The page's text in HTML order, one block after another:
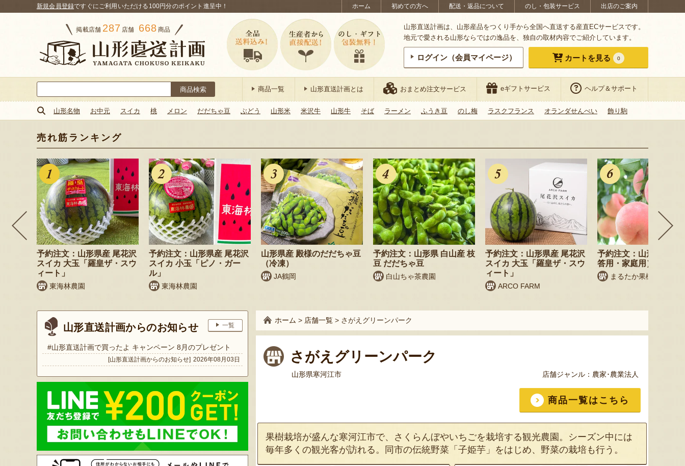
ホーム 初めての方へ 配送・返品について のし・包装サービス 出店のご案内
新規会員登録ですぐにご利用いただける100円分のポイント進呈中！
掲載店舗 287 店舗 668 商品
山形直送計画は、山形産品をつくり手から全国へ直送する産直ECサービスです。
地元で愛される山形ならではの逸品を、独自の取材内容でご紹介しています。
ログイン（会員マイページ） カートを見る 0
索:
商品一覧 山形直送計画とは おまとめ注文サービス eギフトサービス ヘルプ＆サポート
山形名物 お中元 スイカ 桃 メロン だだちゃ豆 ぶどう 山形米 米沢牛 山形牛 そば ラーメン ふうき豆 のし梅 ラスクフランス オランダせんべい 飾り駒
売れ筋ランキング
予約注文：山形県産 尾花沢
スイカ 大玉「羅皇ザ・スウ
ィート」
東海林農園
予約注文：山形県産 尾花沢
スイカ 小玉「ピノ・ガー
ル」
東海林農園
山形県産 殿様のだだちゃ豆
（冷凍）
JA鶴岡
予約注文：山形県 白山産 枝
豆 だだちゃ豆
白山ちゃ茶農園
予約注文：山形県産 尾花沢
スイカ 大玉「羅皇ザ・スウ
ィート」
ARCO FARM
予約注文：山形県産 桃
答用・家庭用）
まるたか果樹園
山形直送計画からのお知らせ 一覧
#山形直送計画で買ったよ キャンペーン 8月のプレゼント
[山形直送計画からのお知らせ] 2026年08月03日
ホーム > 店舗一覧 > さがえグリーンパーク
さがえグリーンパーク
山形県寒河江市 店舗ジャンル： 農家･農業法人
商品一覧はこちら
果樹栽培が盛んな寒河江市で、さくらんぼやいちごを栽培する観光農園。シーズン中には
毎年多くの観光客が訪れる。同市の伝統野菜「子姫芋」をはじめ、野菜の栽培も行う。